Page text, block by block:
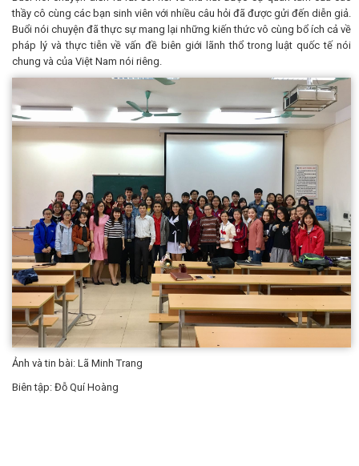
thầy cô cùng các bạn sinh viên với nhiều câu hỏi đã được gửi đến diễn giả.
Buổi nói chuyện đã thực sự mang lại những kiến thức vô cùng bổ ích cả về
pháp lý và thực tiễn về vấn đề biên giới lãnh thổ trong luật quốc tế nói
chung và của Việt Nam nói riêng.
Ảnh và tin bài: Lã Minh Trang
Biên tập: Đỗ Quí Hoàng